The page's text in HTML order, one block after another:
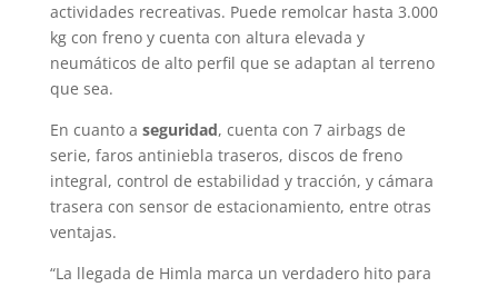
actividades recreativas. Puede remolcar hasta 3.000
kg con freno y cuenta con altura elevada y
neumáticos de alto perfil que se adaptan al terreno
que sea.
En cuanto a seguridad, cuenta con 7 airbags de
serie, faros antiniebla traseros, discos de freno
integral, control de estabilidad y tracción, y cámara
trasera con sensor de estacionamiento, entre otras
ventajas.
“La llegada de Himla marca un verdadero hito para